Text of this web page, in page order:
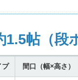
帖（段
プ 間口（幅×高さ）